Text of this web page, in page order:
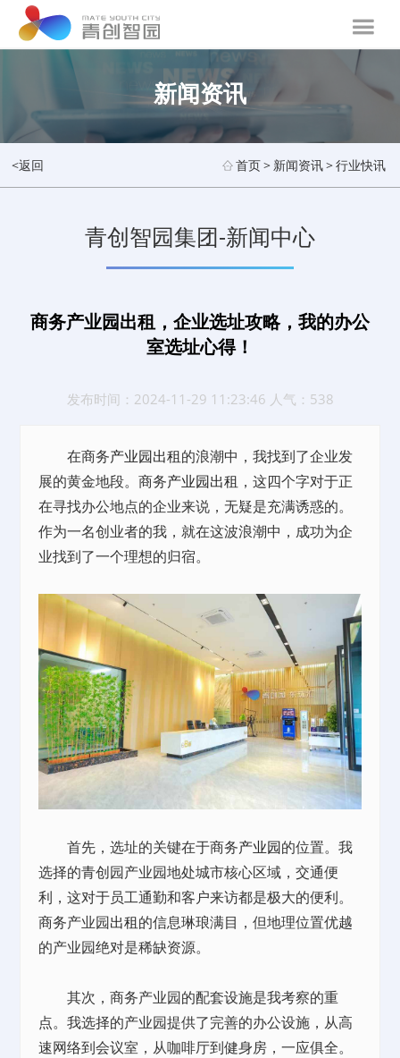
新闻资讯
<返回 首页> 新闻资讯>行业快讯
青创智园集团-新闻中心
商务产业园出租，企业选址攻略，我的办公
室选址心得！
发布时间：2024-11-29 11:23:46 人气：538
在商务产业园出租的浪潮中，我找到了企业发
展的黄金地段。商务产业园出租 ，这四个字对于正
在寻找办公地点的企业来说，无疑是充满诱惑的。
作为一名创业者的我，就在这波浪潮中，成功为企
业找到了一个理想的归宿。
首先，选址的关键在于商务产业园的位置。我
选择的青创园产业园地处城市核心区域，交通便
利，这对于员工通勤和客户来访都是极大的便利。
商务产业园出租的信息琳琅满目，但地理位置优越
的产业园绝对是稀缺资源。
其次，商务产业园的配套设施是我考察的重
点。我选择的产业园提供了完善的办公设施，从高
速网络到会议室，从咖啡厅到健身房，一应俱全。